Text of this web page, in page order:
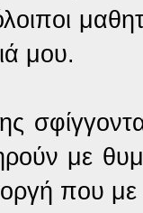
μου.
με
οργή που